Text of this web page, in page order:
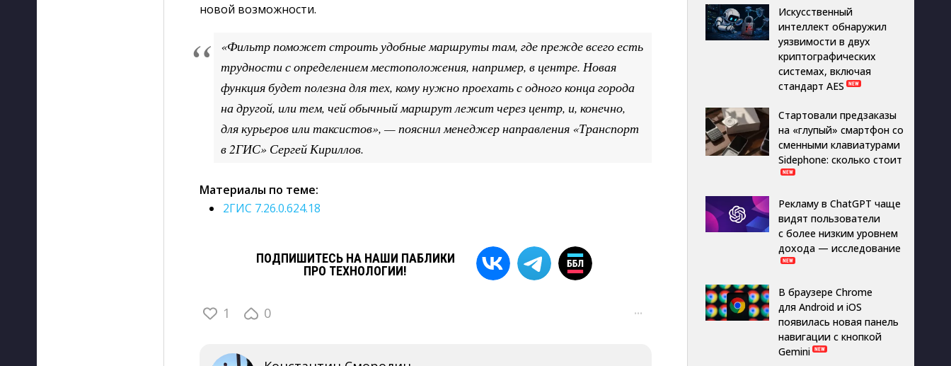
новой возможности.
«Фильтр поможет строить удобные маршруты там, где прежде всего есть
трудности с определением местоположения, например, в центре. Новая
функция будет полезна для тех, кому нужно проехать с одного конца города
на другой, или тем, чей обычный маршрут лежит через центр, и, конечно,
для курьеров или таксистов», — пояснил менеджер направления «Транспорт
в 2ГИС» Сергей Кириллов.
Материалы по теме:
2ГИС 7.26.0.624.18
ПОДПИШИТЕСЬ НА НАШИ ПАБЛИКИ
ПРО ТЕХНОЛОГИИ!
1 0 ···
Искусственный
интеллект обнаружил
уязвимости в двух
криптографических
системах, включая
стандарт AES
Стартовали предзаказы
на «глупый» смартфон со
сменными клавиатурами
Sidephone: сколько стоит
Рекламу в ChatGPT чаще
видят пользователи
с более низким уровнем
дохода — исследование
В браузере Chrome
для Android и iOS
появилась новая панель
навигации с кнопкой
Gemini